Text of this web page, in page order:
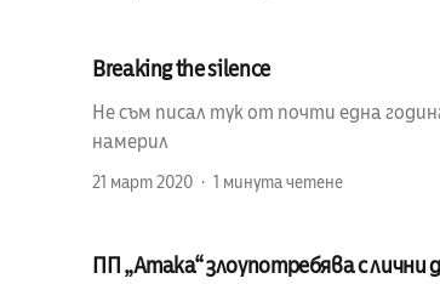
Breaking the silence
Не съм писал тук от почти една
намерил
21 март 2020 1 минута четене
ПП „Атака“ злоупотребява с лични